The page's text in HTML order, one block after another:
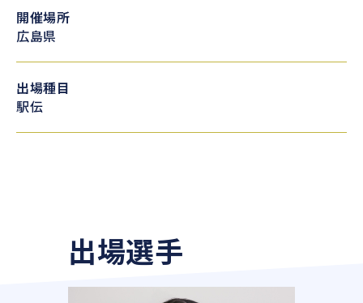
開催場所
広島県
出場種目
駅伝
出場選手